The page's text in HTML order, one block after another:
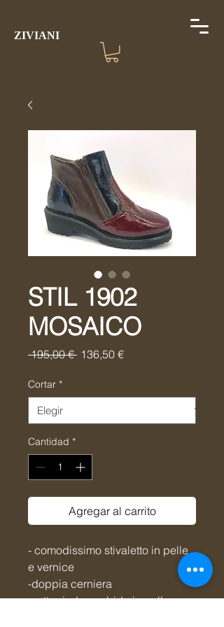
ZIVIANI
STIL 1902
MOSAICO
195,00 € Precio
136,50 €Precio
Cortar *
Cantidad *
Agregar al carrito
- comodissimo stivaletto in pelle
e vernice
-doppia cerniera
-sottopiede morbido in pelle